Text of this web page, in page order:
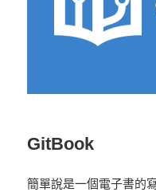
GitBook
簡單說是一個電子書的